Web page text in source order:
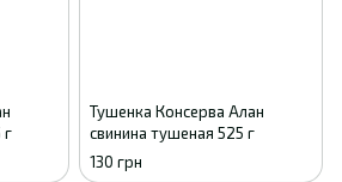
г
Тушенка Консерва Алан
свинина тушеная 525 г
130 грн